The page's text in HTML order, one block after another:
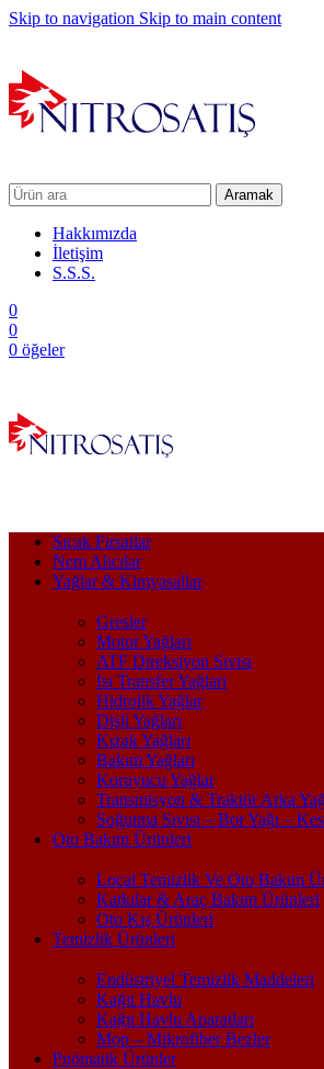
Skip to navigation Skip to main content
Aramak
Hakkımızda
İletişim
S.S.S.
0
0
0 öğeler
Sıcak Fırsatlar
Nem Alıcılar
Yağlar & Kimyasallar
Gresler
Motor Yağları
ATF Direksiyon Sıvısı
Isı Transfer Yağları
Hidrolik Yağlar
Dişli Yağları
Kızak Yağları
Bakım Yağları
Koruyucu Yağlar
Transmisyon & Traktör Arka
Soğutma Sıvısı – Bor Yağı –
Oto Bakım Ürünleri
Local Temizlik Ve Oto Bakım
Katkılar & Araç Bakım Ürünleri
Oto Kış Ürünleri
Temizlik Ürünleri
Endüstriyel Temizlik Maddeleri
Kağıt Havlu
Kağıt Havlu Aparatları
Mop – Mikrofiber Bezler
Pnömatik Ürünler